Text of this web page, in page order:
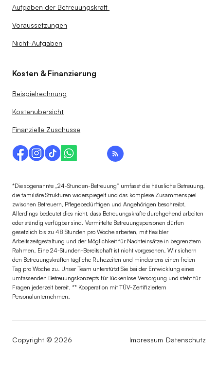
Aufgaben der Betreuungskraft
Voraussetzungen
Nicht-Aufgaben
Kosten & Finanzierung
Beispielrechnung
Kostenübersicht
Finanzielle Zuschüsse
*Die sogenannte „24-Stunden-Betreuung“ umfasst die häusliche Betreuung,
die familiäre Strukturen widerspiegelt und das komplexe Zusammenspiel
zwischen Betreuern, Pflegebedürftigen und Angehörigen beschreibt.
Allerdings bedeutet dies nicht, dass Betreuungskräfte durchgehend arbeiten
oder ständig verfügbar sind. Vermittelte Betreuungspersonen dürfen
gesetzlich bis zu 48 Stunden pro Woche arbeiten, mit flexibler
Arbeitszeitgestaltung und der Möglichkeit für Nachteinsätze in begrenztem
Rahmen. Eine 24-Stunden-Bereitschaft ist nicht vorgesehen. Wir sichern
den Betreuungskräften tägliche Ruhezeiten und mindestens einen freien
Tag pro Woche zu. Unser Team unterstützt Sie bei der Entwicklung eines
umfassenden Betreuungskonzepts für lückenlose Versorgung und steht für
Fragen jederzeit bereit. ** Kooperation mit TÜV-Zertifiziertem
Personalunternehmen.
Copyright © 2026 Impressum Datenschutz